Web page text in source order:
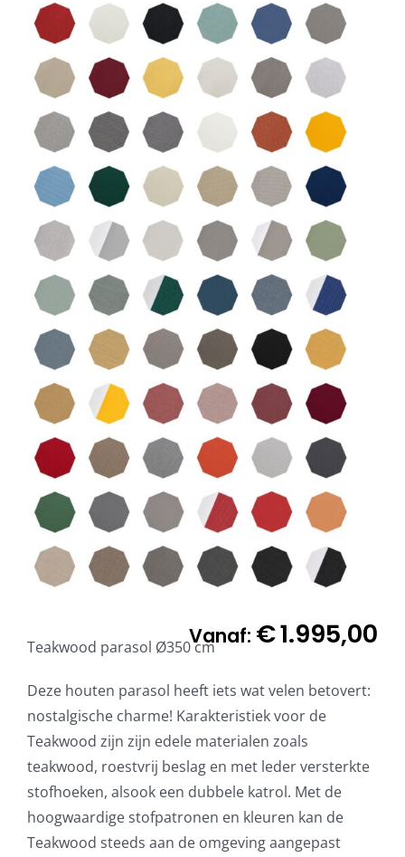
Onze merken
Vanaf: €1.995,00
Teakwood parasol Ø350 cm
Deze houten parasol heeft iets wat velen betovert:
nostalgische charme! Karakteristiek voor de
Teakwood zijn zijn edele materialen zoals
teakwood, roestvrij beslag en met leder versterkte
stofhoeken, alsook een dubbele katrol. Met de
hoogwaardige stofpatronen en kleuren kan de
Teakwood steeds aan de omgeving aangepast